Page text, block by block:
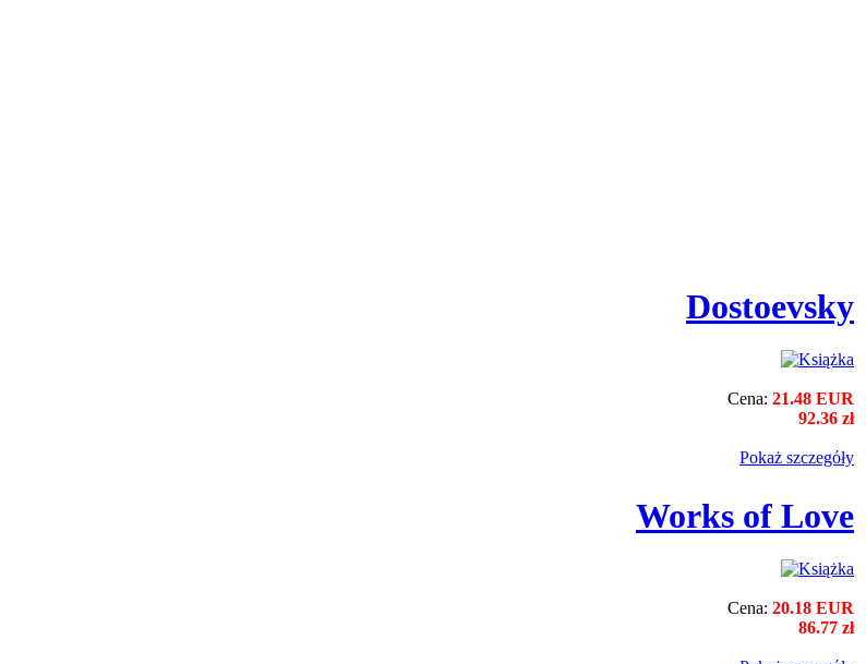
Dostoevsky
Cena: 21.48 EUR
92.36 zł
Pokaż szczegόły
Works of Love
Cena: 20.18 EUR
86.77 zł